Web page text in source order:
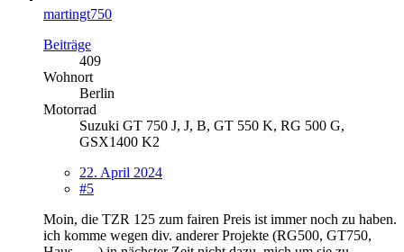
martingt750
Beiträge
409
Wohnort
Berlin
Motorrad
Suzuki GT 750 J, J, B, GT 550 K, RG 500 G,
GSX1400 K2
22. April 2024
#5
Moin, die TZR 125 zum fairen Preis ist immer noch zu haben.
ich komme wegen div. anderer Projekte (RG500, GT750,